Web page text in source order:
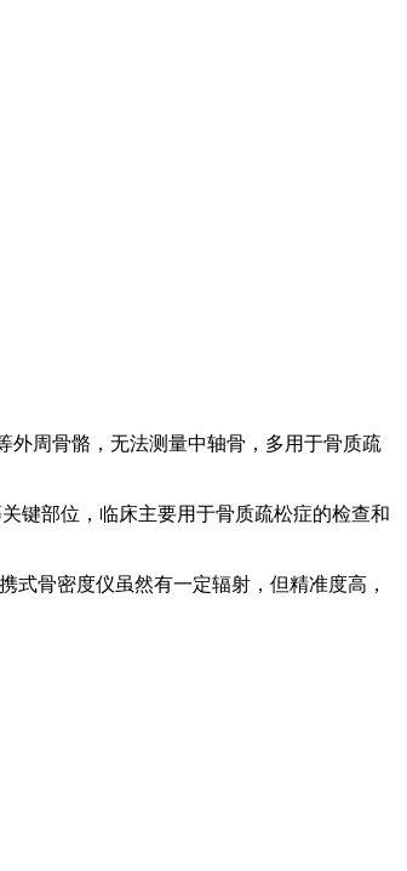
外周骨骼，无法测量中轴骨，多用于骨质疏
键部位，临床主要用于骨质疏松症的检查和
骨密度仪虽然有一定辐射，但精准度高，